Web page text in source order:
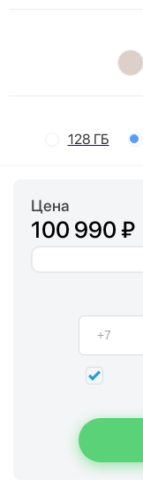
128 ГБ
Цена
100 990 ₽